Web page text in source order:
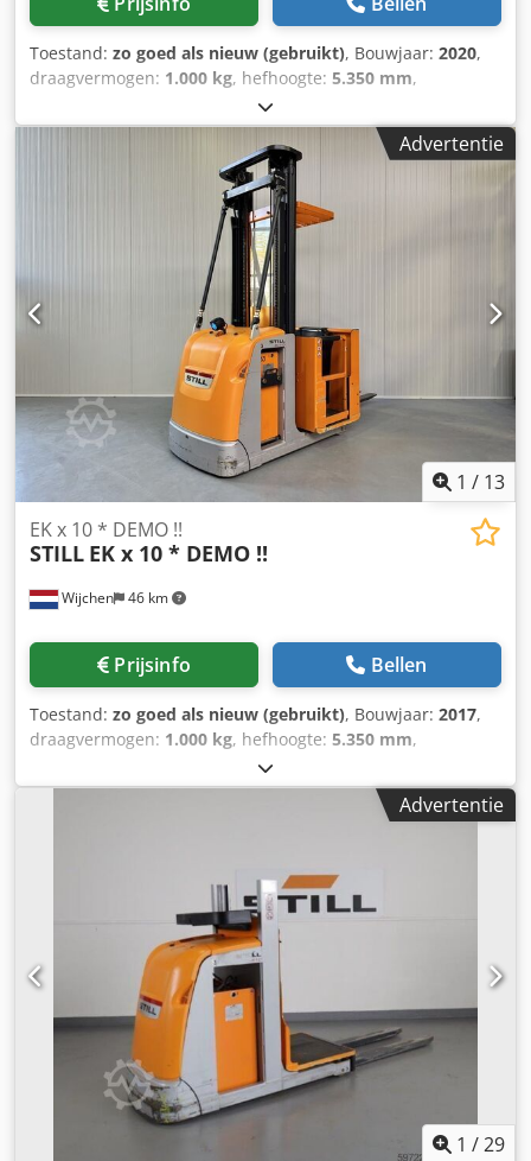
Toestand: zo goed als nieuw (gebruikt), Bouwjaar: 2020,
draagvermogen: 1.000 kg, hefhoogte: 5.350 mm,
, bedrijfsturen:
brandstoftype:elektrisch, masttype:duplex, Manufacturer
+ model:STILL EK-X 10 Mast:2W5350 ID:25081.5290 Cat ;
Demo Mast:2W Lowered height:2900 mm Lifting
height:5350 mm Capacity:1000 kg Chedozq Ug Dspfx Aayea
Platform height:4750 mm Picking height:6350 mm Init.:Yes
Cabin width:1200 mm Year:2020 Hours:1306 hours
Capacity:24 v / 620 ah Options:2 x Bleu spotComplete LIKE
new !!
Advertentie
1 / 13
Wijchen 46 km
EK x 10 * DEMO !!
STILL EK x 10 * DEMO !!
Prijsinfo Bellen
Toestand: zo goed als nieuw (gebruikt), Bouwjaar: 2017,
draagvermogen: 1.000 kg, hefhoogte: 5.350 mm,
, bedrijfsturen:
brandstoftype:elektrisch, masttype:duplex, Manufacturer
+ model:STILL EK-X 10 Mast:2W5350 ID:25052.0274
mm Picking height:6350 mm Init.:Yes Cabin width:1200 mm
Year:2017 Chodpfezq Uc Sex Aaysa Hours:903 hours
Capacity:24 v / 620 ah Options:
Advertentie
1 /29